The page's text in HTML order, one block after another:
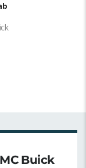
Buick